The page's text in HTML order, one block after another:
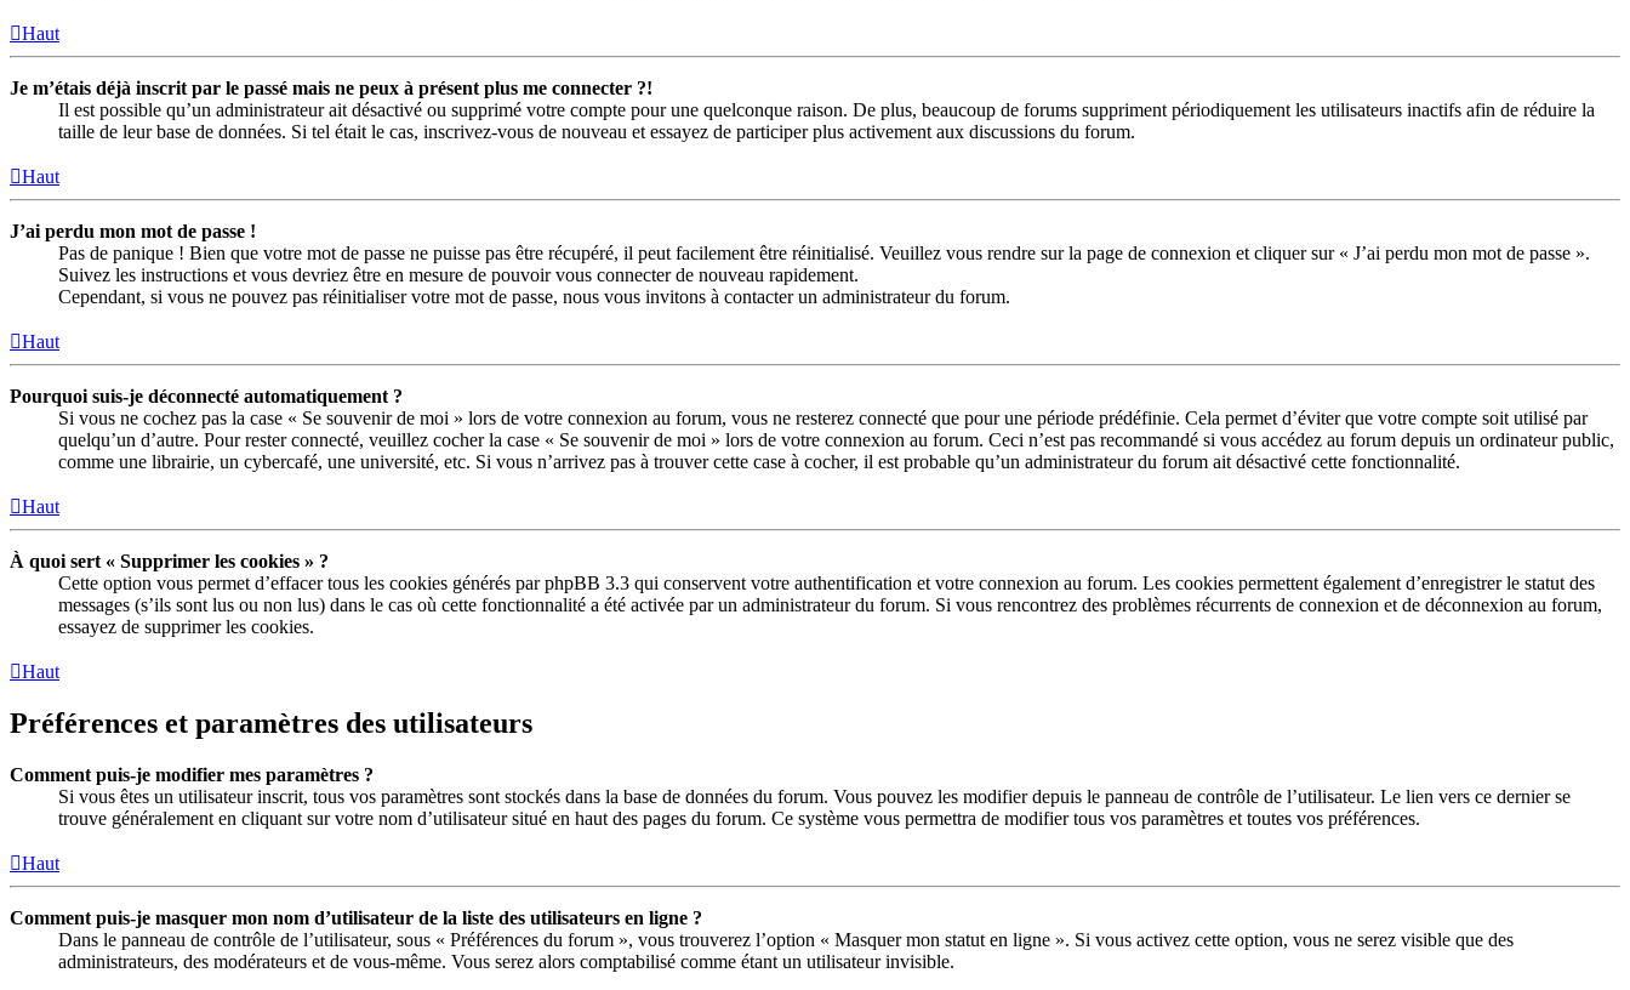
Haut
Je m’étais déjà inscrit par le passé mais ne peux à présent plus me connecter ?!
Il est possible qu’un administrateur ait désactivé ou supprimé votre compte pour une quelconque raison. De plus, beaucoup de forums suppriment périodiquement les utilisateurs inactifs afin de réduire la
taille de leur base de données. Si tel était le cas, inscrivez-vous de nouveau et essayez de participer plus activement aux discussions du forum.
Haut
J’ai perdu mon mot de passe !
Pas de panique ! Bien que votre mot de passe ne puisse pas être récupéré, il peut facilement être réinitialisé. Veuillez vous rendre sur la page de connexion et cliquer sur « J’ai perdu mon mot de passe ».
Suivez les instructions et vous devriez être en mesure de pouvoir vous connecter de nouveau rapidement.
Cependant, si vous ne pouvez pas réinitialiser votre mot de passe, nous vous invitons à contacter un administrateur du forum.
Haut
Pourquoi suis-je déconnecté automatiquement ?
Si vous ne cochez pas la case « Se souvenir de moi » lors de votre connexion au forum, vous ne resterez connecté que pour une période prédéfinie. Cela permet d’éviter que votre compte soit utilisé par
quelqu’un d’autre. Pour rester connecté, veuillez cocher la case « Se souvenir de moi » lors de votre connexion au forum. Ceci n’est pas recommandé si vous accédez au forum depuis un ordinateur public,
comme une librairie, un cybercafé, une université, etc. Si vous n’arrivez pas à trouver cette case à cocher, il est probable qu’un administrateur du forum ait désactivé cette fonctionnalité.
Haut
À quoi sert « Supprimer les cookies » ?
Cette option vous permet d’effacer tous les cookies générés par phpBB 3.3 qui conservent votre authentification et votre connexion au forum. Les cookies permettent également d’enregistrer le statut des
messages (s’ils sont lus ou non lus) dans le cas où cette fonctionnalité a été activée par un administrateur du forum. Si vous rencontrez des problèmes récurrents de connexion et de déconnexion au forum,
essayez de supprimer les cookies.
Haut
Préférences et paramètres des utilisateurs
Comment puis-je modifier mes paramètres ?
Si vous êtes un utilisateur inscrit, tous vos paramètres sont stockés dans la base de données du forum. Vous pouvez les modifier depuis le panneau de contrôle de l’utilisateur. Le lien vers ce dernier se
trouve généralement en cliquant sur votre nom d’utilisateur situé en haut des pages du forum. Ce système vous permettra de modifier tous vos paramètres et toutes vos préférences.
Haut
Comment puis-je masquer mon nom d’utilisateur de la liste des utilisateurs en ligne ?
Dans le panneau de contrôle de l’utilisateur, sous « Préférences du forum », vous trouverez l’option « Masquer mon statut en ligne ». Si vous activez cette option, vous ne serez visible que des
administrateurs, des modérateurs et de vous-même. Vous serez alors comptabilisé comme étant un utilisateur invisible.